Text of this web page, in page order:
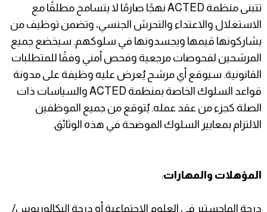
تتبنى منظمة ACTED نهجًا صارمًا لا يتسامح مطلقًا مع
الاستغلال والاعتداء والتحرش الجنسي، وتضمن توظيف من
يشاركونها قيمها ويجسدونها في سلوكهم. سيخضع جميع
المرشحين لفحوصات مرجعية وفحص أمني وفقًا للمتطلبات
القانونية. سيوقع أي مرشح يُعرض عليه وظيفة على مدونة
قواعد السلوك الخاصة بمنظمة ACTED والسياسات ذات
الصلة كجزء من عقد عمله. يُتوقع من جميع الموظفين
الالتزام بمعايير السلوك الموضحة في هذه الوثائق.
المؤهلات والمهارات:
درجة الماجستير في العلوم الاجتماعية أو درجة البكالوريوس/